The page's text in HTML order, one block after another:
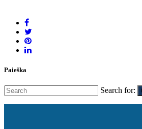
Paieška
Search for: